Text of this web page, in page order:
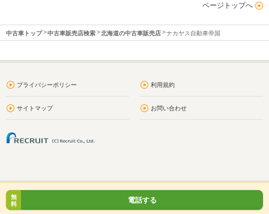
ページトップへ
中古車トップ 中古車販売店検索 北海道の中古車販売店 ナカヤス自動車帝国
プライバシーポリシー 利用規約
サイトマップ お問い合わせ
無
料
電話する